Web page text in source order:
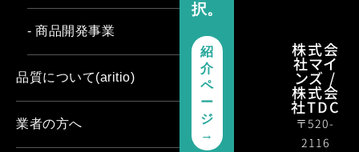
株式会
社マイ
ンズ /
株式会
社TDC
〒520-
2116
択。
紹
介
ペ
ー
ジ
→
- 商品開発事業
品質について(aritio)
業者の方へ